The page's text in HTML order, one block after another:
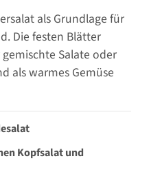
als Grundlage für
Die festen Blätter
Salate oder
als warmes Gemüse
Kopfsalat und